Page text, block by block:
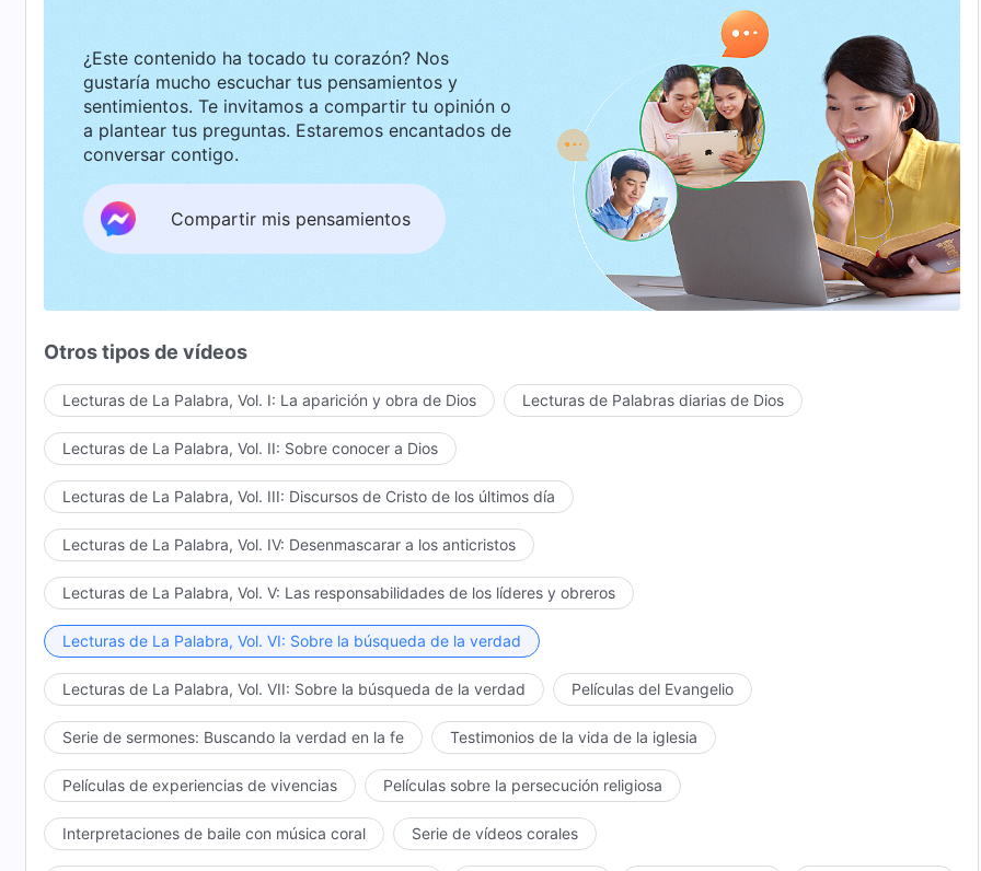
¿Este contenido ha tocado tu corazón? Nos
gustaría mucho escuchar tus pensamientos y
sentimientos. Te invitamos a compartir tu opinión o
a plantear tus preguntas. Estaremos encantados de
conversar contigo.
Compartir mis pensamientos
Otros tipos de vídeos
Lecturas de La Palabra, Vol. I: La aparición y obra de Dios Lecturas de Palabras diarias de Dios
Lecturas de La Palabra, Vol. II: Sobre conocer a Dios
Lecturas de La Palabra, Vol. III: Discursos de Cristo de los últimos día
Lecturas de La Palabra, Vol. IV: Desenmascarar a los anticristos
Lecturas de La Palabra, Vol. V: Las responsabilidades de los líderes y obreros
Lecturas de La Palabra, Vol. VI: Sobre la búsqueda de la verdad
Lecturas de La Palabra, Vol. VII: Sobre la búsqueda de la verdad Películas del Evangelio
Serie de sermones: Buscando la verdad en la fe Testimonios de la vida de la iglesia
Películas de experiencias de vivencias Películas sobre la persecución religiosa
Interpretaciones de baile con música coral Serie de vídeos corales